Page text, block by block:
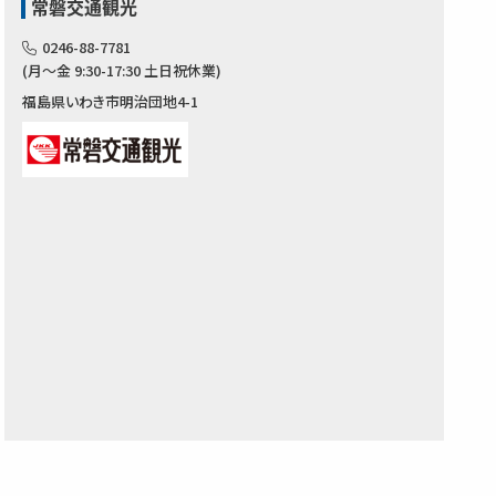
常磐交通観光
0246-88-7781
(月～金 9:30-17:30 土日祝休業)
福島県いわき市明治団地4-1